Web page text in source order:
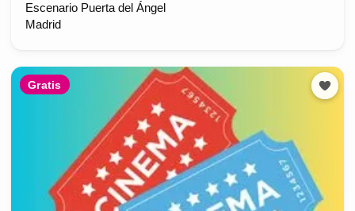
Escenario Puerta del Ángel
Madrid
Gratis